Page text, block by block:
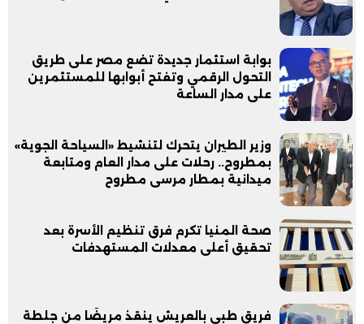
بوابة استثمار جديدة تضع مصر على طريق
التحول الرقمي وتفتح أبوابها للمستثمرين
على مدار الساعة
وزير الطيران يتحرك لتنشيط «السياحة الجوية»
بمطروح.. رحلات على مدار العام ومتابعة
ميدانية بمطار مرسى مطروح
صحة المنيا تكرم فرق تنظيم الأسرة بعد
تحقيق أعلى معدلات المستهدفات
فريق طبي بالعريش ينقذ مريضًا من جلطة